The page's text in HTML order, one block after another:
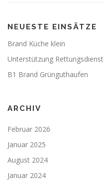
NEUESTE EINSÄTZE
Brand Küche klein
Unterstützung Rettungsdienst
B1 Brand Grünguthaufen
ARCHIV
Februar 2026
Januar 2025
August 2024
Januar 2024